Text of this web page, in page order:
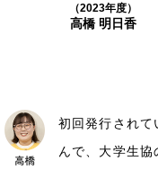
（2023年度）
高橋 明日香
初回発行されて
んで、大学生